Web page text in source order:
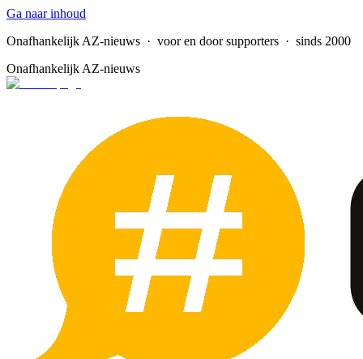
Ga naar inhoud
Onafhankelijk AZ-nieuws · voor en door supporters · sinds 2000
Onafhankelijk AZ-nieuws